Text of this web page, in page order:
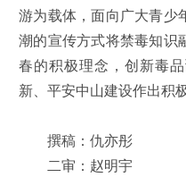
游为载体，面向广大青少
潮的宣传方式将禁毒知识
春的积极理念，创新毒
新、平安中山建设作出积
撰稿：仇亦彤
二审：赵明宇